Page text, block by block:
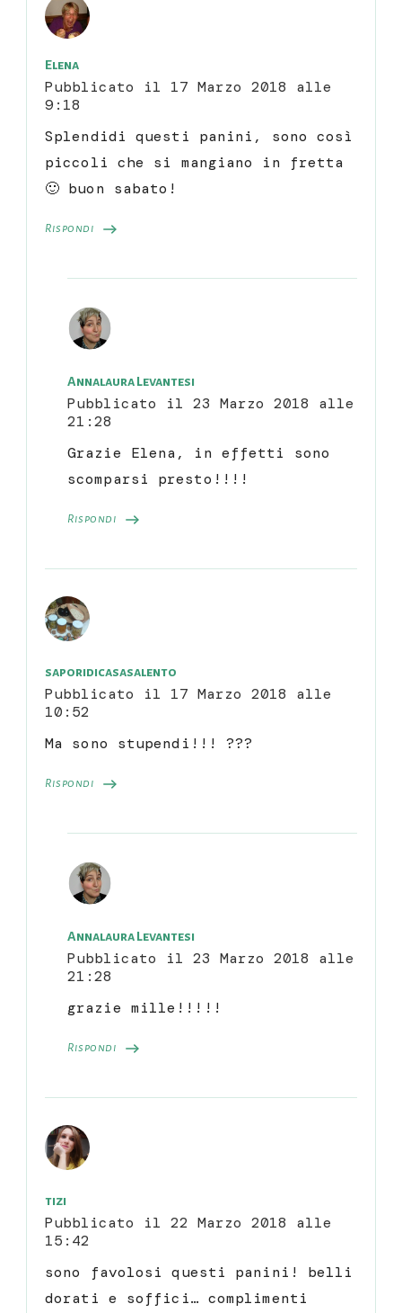
Elena
Pubblicato il 17 Marzo 2018 alle
9:18
Rispondi
Splendidi questi panini, sono così
piccoli che si mangiano in fretta
🙂 buon sabato!
Annalaura Levantesi
Pubblicato il 23 Marzo 2018 alle
21:28
Rispondi
Grazie Elena, in effetti sono
scomparsi presto!!!!
saporidicasasalento
Pubblicato il 17 Marzo 2018 alle
10:52
Rispondi
Ma sono stupendi!!! ???
Annalaura Levantesi
Pubblicato il 23 Marzo 2018 alle
21:28
Rispondi
grazie mille!!!!!
tizi
Pubblicato il 22 Marzo 2018 alle
15:42
sono favolosi questi panini! belli
dorati e soffici… complimenti